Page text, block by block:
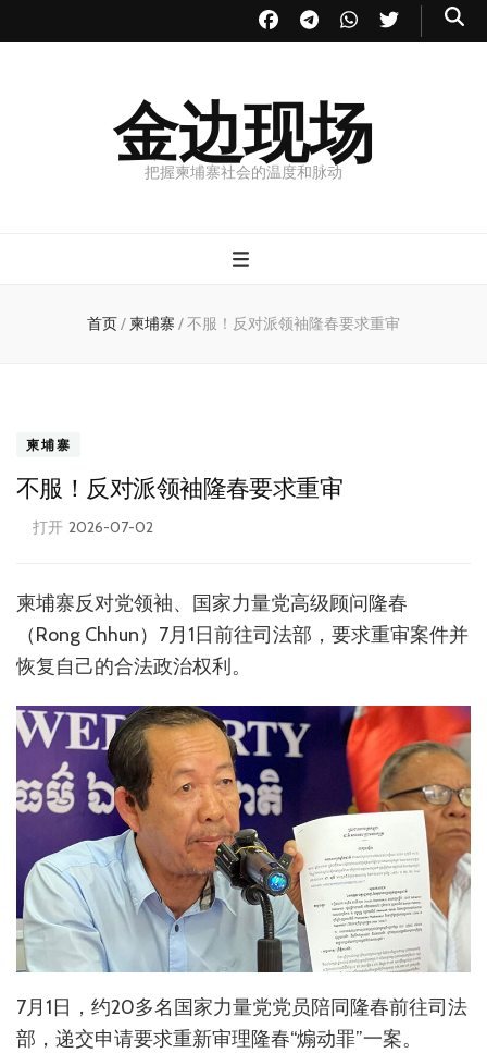
金边现场
把握柬埔寨社会的温度和脉动
首页/ 柬埔寨 /不服！反对派领袖隆春要求重审
柬埔寨
不服！反对派领袖隆春要求重审
打开 2026-07-02
柬埔寨反对党领袖、国家力量党高级顾问隆春
（Rong Chhun）7月1日前往司法部，要求重审案件并
恢复自己的合法政治权利。
7月1日，约20多名国家力量党党员陪同隆春前往司法
部，递交申请要求重新审理隆春“煽动罪”一案。